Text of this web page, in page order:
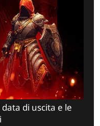
di uscita e le